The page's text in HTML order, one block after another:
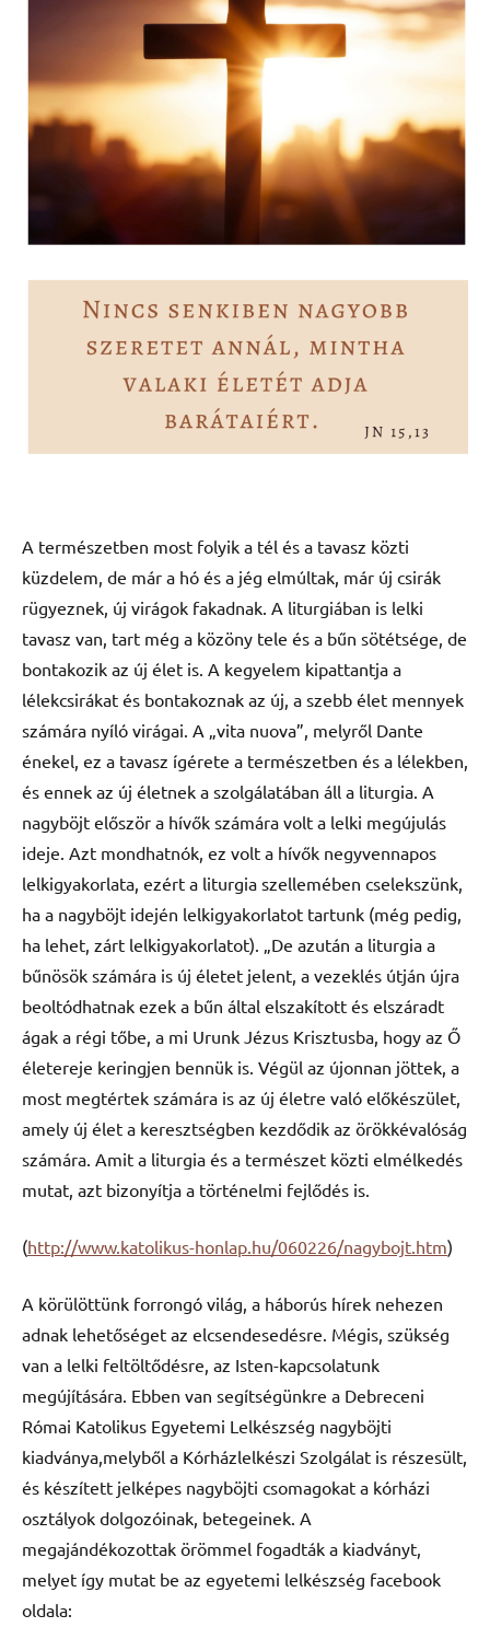
A természetben most folyik a tél és a tavasz közti
küzdelem, de már a hó és a jég elmúltak, már új csirák
rügyeznek, új virágok fakadnak. A liturgiában is lelki
tavasz van, tart még a közöny tele és a bűn sötétsége, de
bontakozik az új élet is. A kegyelem kipattantja a
lélekcsirákat és bontakoznak az új, a szebb élet mennyek
számára nyíló virágai. A „vita nuova”, melyről Dante
énekel, ez a tavasz ígérete a természetben és a lélekben,
és ennek az új életnek a szolgálatában áll a liturgia. A
nagyböjt először a hívők számára volt a lelki megújulás
ideje. Azt mondhatnók, ez volt a hívők negyvennapos
lelkigyakorlata, ezért a liturgia szellemében cselekszünk,
ha a nagyböjt idején lelkigyakorlatot tartunk (még pedig,
ha lehet, zárt lelkigyakorlatot). „De azután a liturgia a
bűnösök számára is új életet jelent, a vezeklés útján újra
beoltódhatnak ezek a bűn által elszakított és elszáradt
ágak a régi tőbe, a mi Urunk Jézus Krisztusba, hogy az Ő
életereje keringjen bennük is. Végül az újonnan jöttek, a
most megtértek számára is az új életre való előkészület,
amely új élet a keresztségben kezdődik az örökkévalóság
számára. Amit a liturgia és a természet közti elmélkedés
mutat, azt bizonyítja a történelmi fejlődés is.
(http://www.katolikus-honlap.hu/060226/nagybojt.htm)
A körülöttünk forrongó világ, a háborús hírek nehezen
adnak lehetőséget az elcsendesedésre. Mégis, szükség
van a lelki feltöltődésre, az Isten-kapcsolatunk
megújítására. Ebben van segítségünkre a Debreceni
Római Katolikus Egyetemi Lelkészség nagyböjti
kiadványa,melyből a Kórházlelkészi Szolgálat is részesült,
és készített jelképes nagyböjti csomagokat a kórházi
osztályok dolgozóinak, betegeinek. A
megajándékozottak örömmel fogadták a kiadványt,
melyet így mutat be az egyetemi lelkészség facebook
oldala: